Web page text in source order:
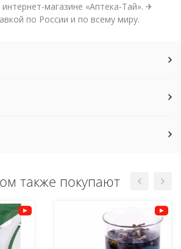
магазине «Аптека-Тай». ✈
по России и по всему миру.
также покупают